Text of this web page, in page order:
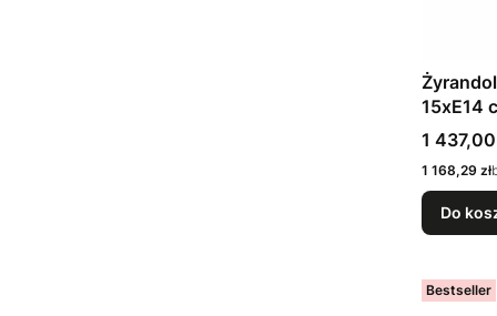
15xE14
Cena
1 437,00
Cena
1 168,29 zł
Do
Bestseller